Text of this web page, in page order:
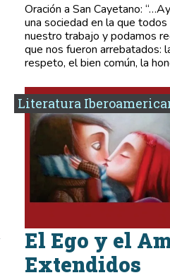
Oración a San Cayetano:
una sociedad en la que
nuestro trabajo y podamos
que nos fueron arrebatados:
respeto, el bien común, la
Literatura
El Ego y el
Extendidos